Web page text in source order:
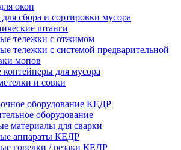
окон
сбора и сортировки мусора
штанги
тележки с отжимом
тележки с системой предварительной
мопов
для мусора
и совки
оборудование КЕДР
оборудование
материалы для сварки
аппараты КЕДР
горелки / резаки КЕДР